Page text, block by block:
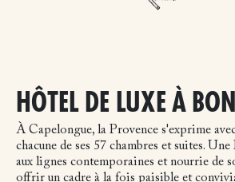
HÔTEL DE LUXE À
À Capelongue, la Provence s'exprime
chacune de ses 57 chambres et suites.
aux lignes contemporaines et nourrie de
offrir un cadre à la fois paisible et